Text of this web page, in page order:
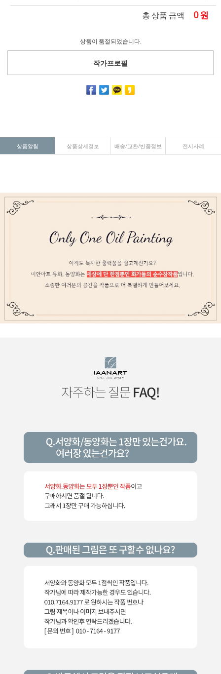
총 상품 금액 0원
상품이 품절되었습니다.
작가프로필
상품알림 상품상세정보 배송/교환/반품정보 전시사례